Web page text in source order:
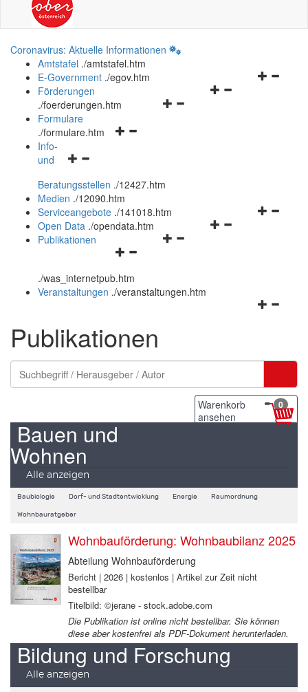
Coronavirus: Aktuelle Informationen
Amtstafel ./amtstafel.htm
Navigationsmenü
E-Government ./egov.htm
Navigationsmenü
Förderungen
./foerderungen.htm
Navigationsmenü
Formulare
./formulare.htm
Navigationsmenü
und
schließen
Info-
und
Beratungsstellen ./12427.htm
Medien ./12090.htm
Navigationsmenü
Serviceangebote ./141018.htm
Navigationsmenü
Open Data ./opendata.htm
Navigationsmenü
und
schließen
Publikationen
./was_internetpub.htm
Veranstaltungen ./veranstaltungen.htm
Publikationen
Warenkorb
ansehen
0
Bauen und
Wohnen
Alle anzeigen
Baubiologie Dorf- und Stadtentwicklung Energie Raumordnung
Wohnbauratgeber
Wohnbauförderung: Wohnbaubilanz 2025
Abteilung Wohnbauförderung
Bericht | 2026 | kostenlos | Artikel zur Zeit nicht
bestellbar
Titelbild: ©jerane - stock.adobe.com
Die Publikation ist online nicht bestellbar. Sie können
diese aber kostenfrei als PDF-Dokument herunterladen.
Bildung und Forschung
Alle anzeigen